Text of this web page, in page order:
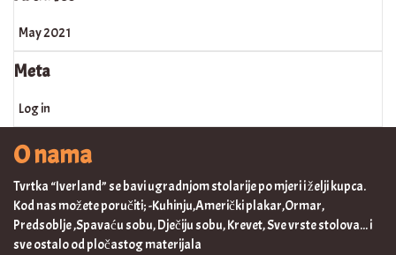
May 2021
Meta
Log in
O nama
Tvrtka “Iverland” se bavi ugradnjom stolarije po mjeri i želji kupca.
Kod nas možete poručiti; -Kuhinju,Američki plakar,Ormar,
Predsoblje ,Spavaću sobu, Dječiju sobu, Krevet, Sve vrste stolova... i
sve ostalo od pločastog materijala